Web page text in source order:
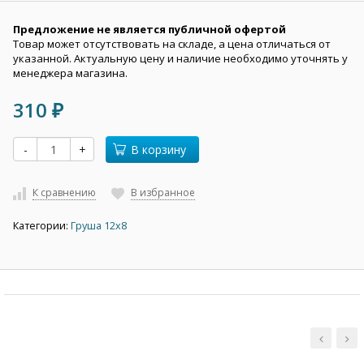
Предложение не является публичной офертой
Товар может отсутствовать на складе, а цена отличаться от
указанной. Актуальную цену и наличие необходимо уточнять у
менеджера магазина.
310 ₽
- + В корзину
К сравнению В избранное
Категории: Груша 12х8